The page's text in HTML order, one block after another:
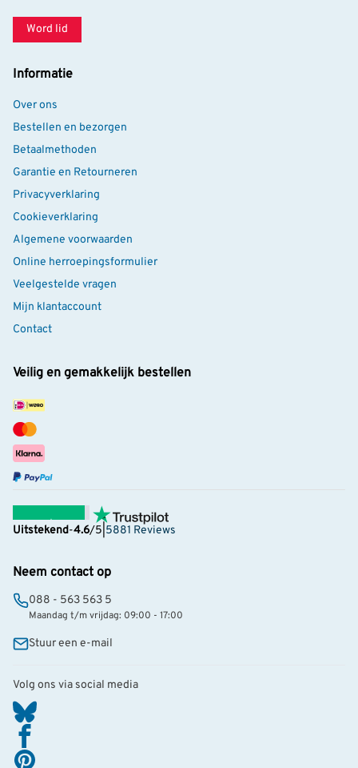
Word lid
Informatie
Over ons
Bestellen en bezorgen
Betaalmethoden
Garantie en Retourneren
Privacyverklaring
Cookieverklaring
Algemene voorwaarden
Online herroepingsformulier
Veelgestelde vragen
Mijn klantaccount
Contact
Veilig en gemakkelijk bestellen
Uitstekend-4.6/5 5881 Reviews
Neem contact op
088 - 563 563 5
Maandag t/m vrijdag: 09:00 - 17:00
Stuur een e-mail
Volg ons via social media